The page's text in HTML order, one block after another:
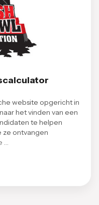
website opgericht in
het vinden van een
te helpen
ze ontvangen
…